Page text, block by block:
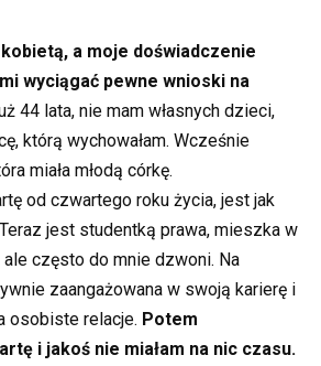
a moje doświadczenie
wyciągać pewne wnioski na
44 lata, nie mam własnych dzieci,
którą wychowałam. Wcześnie
miała młodą córkę.
od czwartego roku życia, jest jak
jest studentką prawa, mieszka w
często do mnie dzwoni. Na
zaangażowana w swoją karierę i
osobiste relacje. Potem
i jakoś nie miałam na nic czasu.